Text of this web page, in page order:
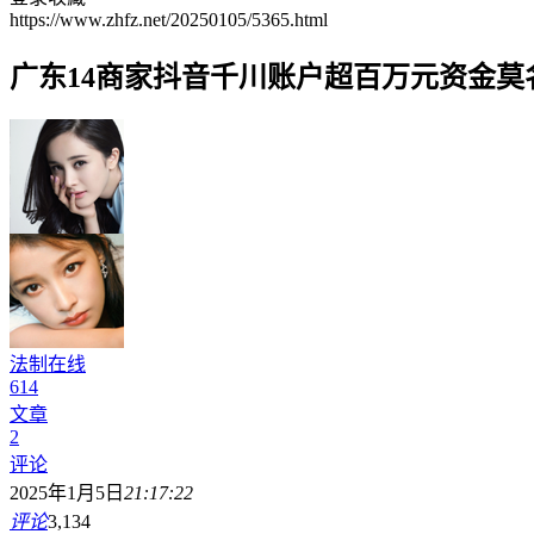
https://www.zhfz.net/20250105/5365.html
广东14商家抖音千川账户超百万元资金莫
法制在线
614
文章
2
评论
2025年1月5日 21:17:22
评论3,134